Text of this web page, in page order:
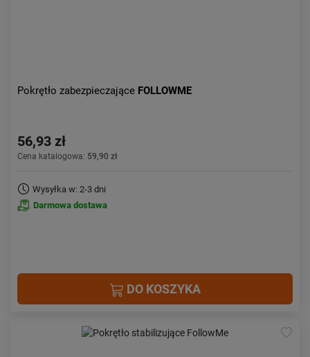
Pokrętło zabezpieczające FOLLOWME
56,93 zł
Cena katalogowa: 59,90 zł
Wysyłka w: 2-3 dni
Darmowa dostawa
DO KOSZYKA